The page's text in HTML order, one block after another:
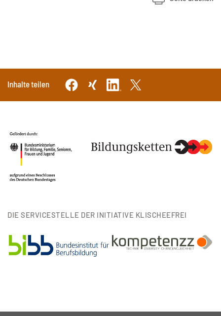
Inhalte teilen
DIE SERVICESTELLE DER INITIATIVE KLISCHEEFREI